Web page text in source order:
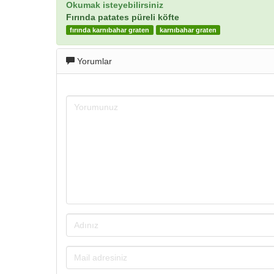
Okumak isteyebilirsiniz
Fırında patates püreli köfte
fırında karnıbahar graten karnıbahar graten
Yorumlar